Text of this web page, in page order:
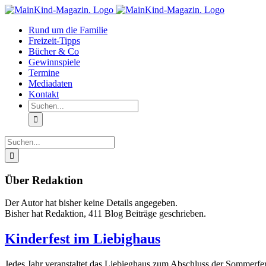
Zum
springen
Facebook
Instagram
Rund um die Familie
Freizeit-Tipps
Bücher & Co
Gewinnspiele
Termine
Mediadaten
Kontakt
Suche
nach:
Suche
nach:
Über Redaktion
Der Autor hat bisher keine Details angegeben.
Bisher hat Redaktion, 411 Blog Beiträge geschrieben.
Kinderfest im Liebighaus